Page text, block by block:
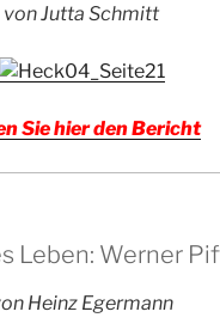
von Jutta Schmitt
Sie hier den Bericht
Leben: Werner
Heinz Egermann